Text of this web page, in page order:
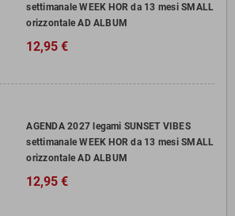
settimanale WEEK HOR da 13 mesi SMALL
orizzontale AD ALBUM
12,95 €
AGENDA 2027 legami SUNSET VIBES
settimanale WEEK HOR da 13 mesi SMALL
orizzontale AD ALBUM
12,95 €